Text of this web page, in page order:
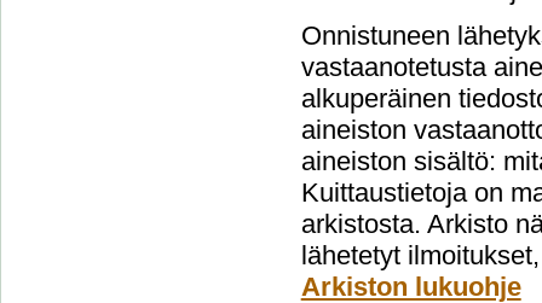
Onnistuneen
vastaanotetusta
alkuperäinen
aineiston
aineiston sisältö:
Kuittaustietoja on
arkistosta. Arkisto
lähetetyt
Arkiston lukuohje